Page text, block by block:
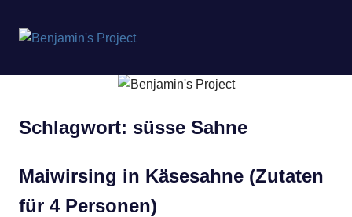
springen
Project
Schlagwort: süsse Sahne
Maiwirsing in Käsesahne (Zutaten
für 4 Personen)